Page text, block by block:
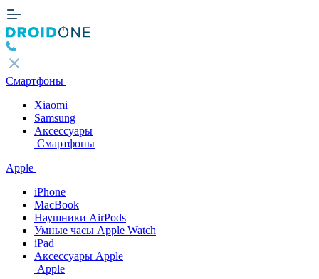
Смартфоны
Xiaomi
Samsung
Аксессуары
Смартфоны
Apple
iPhone
MacBook
Наушники AirPods
Умные часы Apple Watch
iPad
Аксессуары Apple
Apple